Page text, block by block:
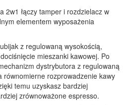
2w1 łączy tamper i rozdzielacz w
elementem wyposażenia
z regulowaną wysokością,
mieszanki kawowej. Po
dystrybutora z regulowaną
równomierne rozprowadzenie kawy
temu uzyskasz bardziej
zrównoważone espresso.